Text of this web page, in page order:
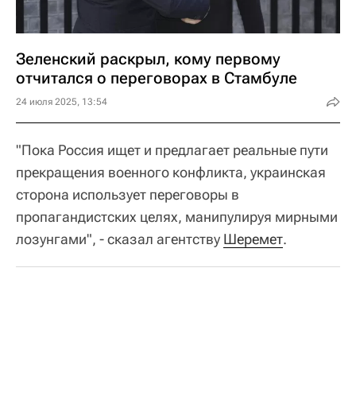
Зеленский раскрыл, кому первому
отчитался о переговорах в Стамбуле
24 июля 2025, 13:54
"Пока Россия ищет и предлагает реальные пути
прекращения военного конфликта, украинская
сторона использует переговоры в
пропагандистских целях, манипулируя мирными
лозунгами", - сказал агентству Шеремет.